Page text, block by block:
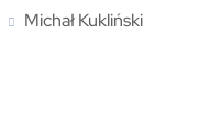
Michał Kukliński